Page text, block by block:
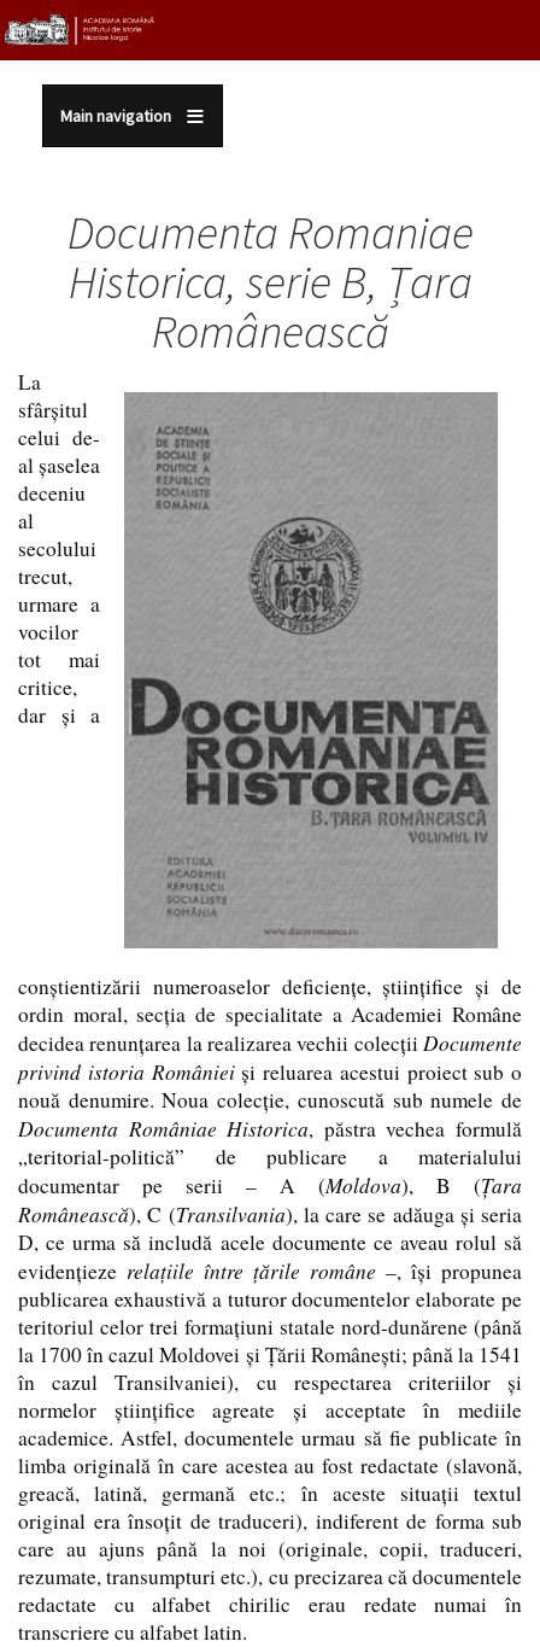
Sari la conținutul principal
Main navigation
Documenta Romaniae
Historica, serie B, Țara
Românească
La
sfârşitul
celui de-
al şaselea
deceniu
al
secolului
trecut,
urmare a
vocilor
tot mai
critice,
dar şi a
conştientizării numeroaselor deficienţe, ştiinţifice şi de
ordin moral, secţia de specialitate a Academiei Române
decidea renunţarea la realizarea vechii colecţiiDocumente
privind istoria Românieişi reluarea acestui proiect sub o
nouă denumire. Noua colecţie, cunoscută sub numele de
Documenta Româniae Historica, păstra vechea formulă
„teritorial-politică” de publicare a materialului
documentar pe serii – A (Moldova), B (Ţara
Românească),C (Transilvania), la care se adăuga şi seria
D, ce urma să includă acele documente ce aveau rolul să
evidenţieze relaţiile între ţările române –, îşi propunea
publicarea exhaustivă a tuturor documentelor elaborate pe
teritoriul celor trei formaţiuni statale nord-dunărene (până
la 1700 în cazul Moldovei şi Ţării Româneşti; până la 1541
în cazul Transilvaniei), cu respectarea criteriilor şi
normelor ştiinţifice agreate şi acceptate în mediile
academice. Astfel, documentele urmau să fie publicate în
limba originală în care acestea au fost redactate (slavonă,
greacă, latină, germană etc.; în aceste situaţii textul
original era însoţit de traduceri), indiferent de forma sub
care au ajuns până la noi (originale, copii, traduceri,
rezumate, transumpturi etc.), cu precizarea că documentele
redactate cu alfabet chirilic erau redate numai în
transcriere cu alfabet latin.